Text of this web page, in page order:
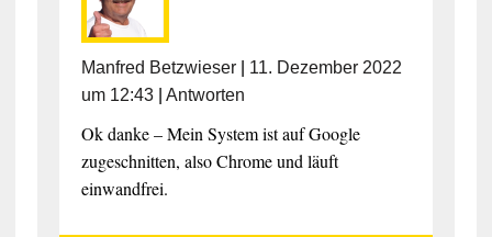
Manfred Betzwieser| 11. Dezember 2022
um 12:43| Antworten
Ok danke – Mein System ist auf Google
zugeschnitten, also Chrome und läuft
einwandfrei.